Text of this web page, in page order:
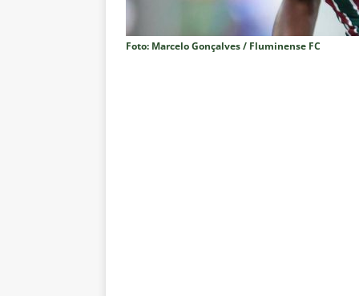
[ 8 de agosto de 2026 ]
lista
NOTÍCIAS
Foto: Marcelo Gonçalves / Fluminense FC